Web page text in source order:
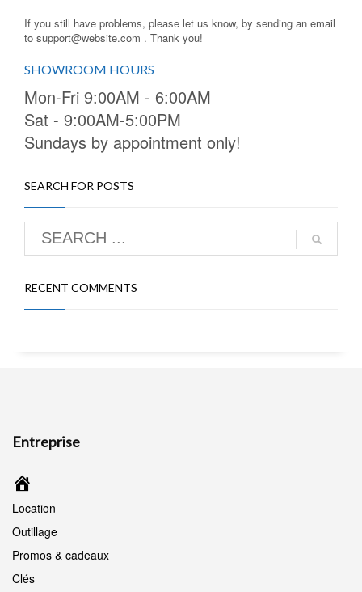
If you still have problems, please let us know, by sending an email
to support@website.com . Thank you!
SHOWROOM HOURS
Mon-Fri 9:00AM - 6:00AM
Sat - 9:00AM-5:00PM
Sundays by appointment only!
SEARCH FOR POSTS
RECENT COMMENTS
Entreprise
Location
Outillage
Promos & cadeaux
Clés